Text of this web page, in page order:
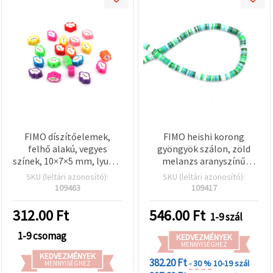
FIMO díszítőelemek,
felhő alakú, vegyes
színek, 10×7×5 mm, lyuk: 2
mm – 20 db-os csomag
SKU (leltári azonosító):
109463
312.00 Ft
1-9 csomag
KEDVEZMÉNYEK
MENNYISÉGHEZ
FIMO heishi korong
gyöngyök szálon, zöld
melanzs aranyszínű
pigmenttel, 6x1 mm,
furat: 2 mm, kb. 350 db
SKU (leltári azonosító):
109417
546.00 Ft 1-9 szál
KEDVEZMÉNYEK
MENNYISÉGHEZ
382.20 Ft- 30 %10-19 szál